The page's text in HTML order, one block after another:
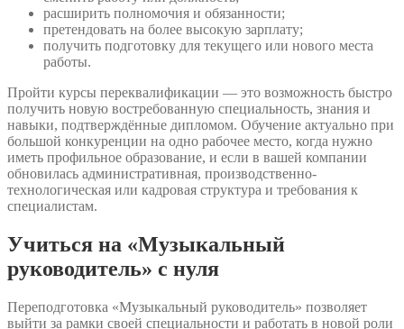
расширить полномочия и обязанности;
претендовать на более высокую зарплату;
получить подготовку для текущего или нового места
работы.
Пройти курсы переквалификации — это возможность быстро
получить новую востребованную специальность, знания и
навыки, подтверждённые дипломом. Обучение актуально при
большой конкуренции на одно рабочее место, когда нужно
иметь профильное образование, и если в вашей компании
обновилась административная, производственно-
технологическая или кадровая структура и требования к
специалистам.
Учиться на «Музыкальный
руководитель» с нуля
Переподготовка «Музыкальный руководитель» позволяет
выйти за рамки своей специальности и работать в новой роли